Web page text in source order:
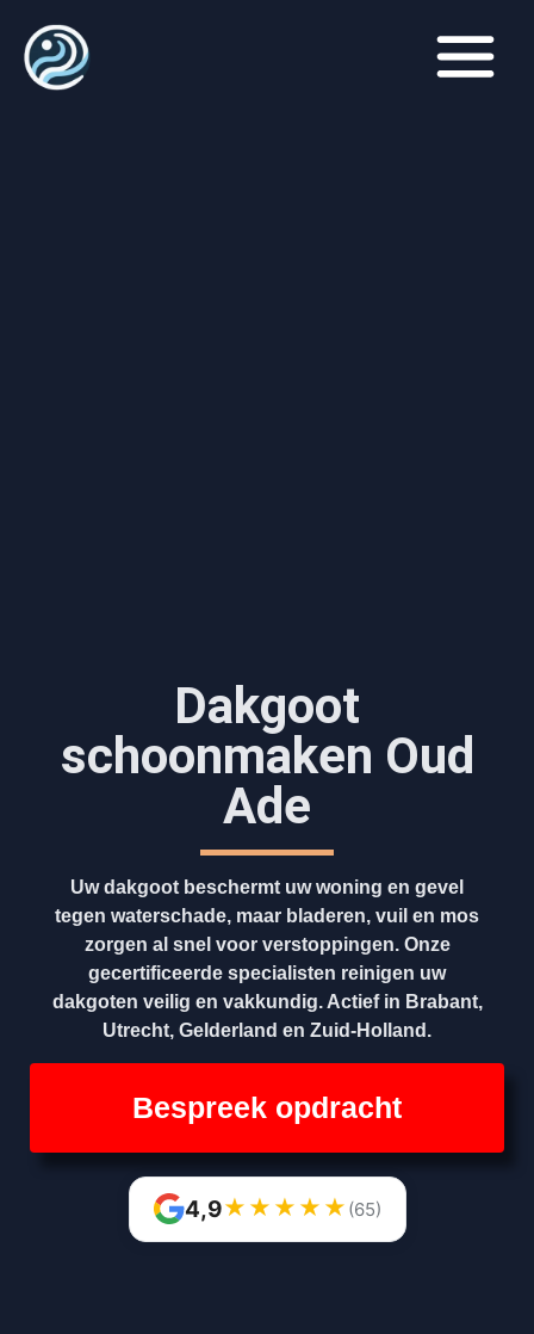
Dakgoot
schoonmaken​ Oud
Ade
Uw dakgoot beschermt uw woning en gevel
tegen waterschade, maar bladeren, vuil en mos
zorgen al snel voor verstoppingen. Onze
gecertificeerde specialisten reinigen uw
dakgoten veilig en vakkundig. Actief in Brabant,
Utrecht, Gelderland en Zuid-Holland.
Bespreek opdracht
4,9★ ★ ★ ★ ★ (65)